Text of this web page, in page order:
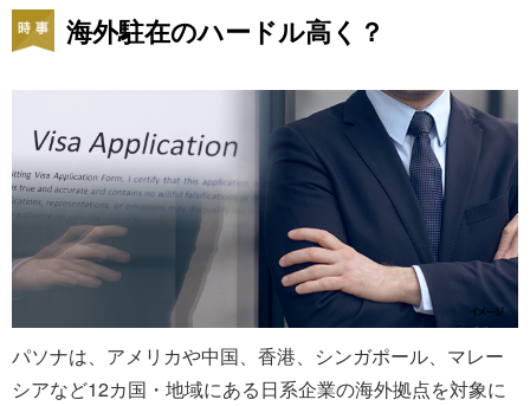
海外駐在のハードル高く？
パソナは、アメリカや中国、香港、シンガポール、マレー
シアなど12カ国・地域にある日系企業の海外拠点を対象に